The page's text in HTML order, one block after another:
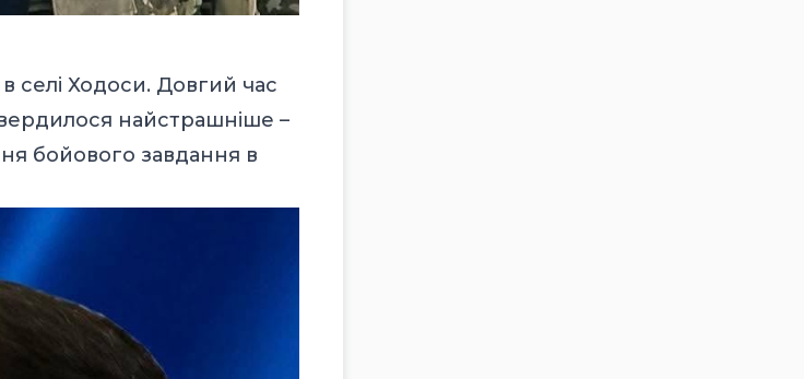
селі Ходоси. Довгий час
найстрашніше –
бойового завдання в